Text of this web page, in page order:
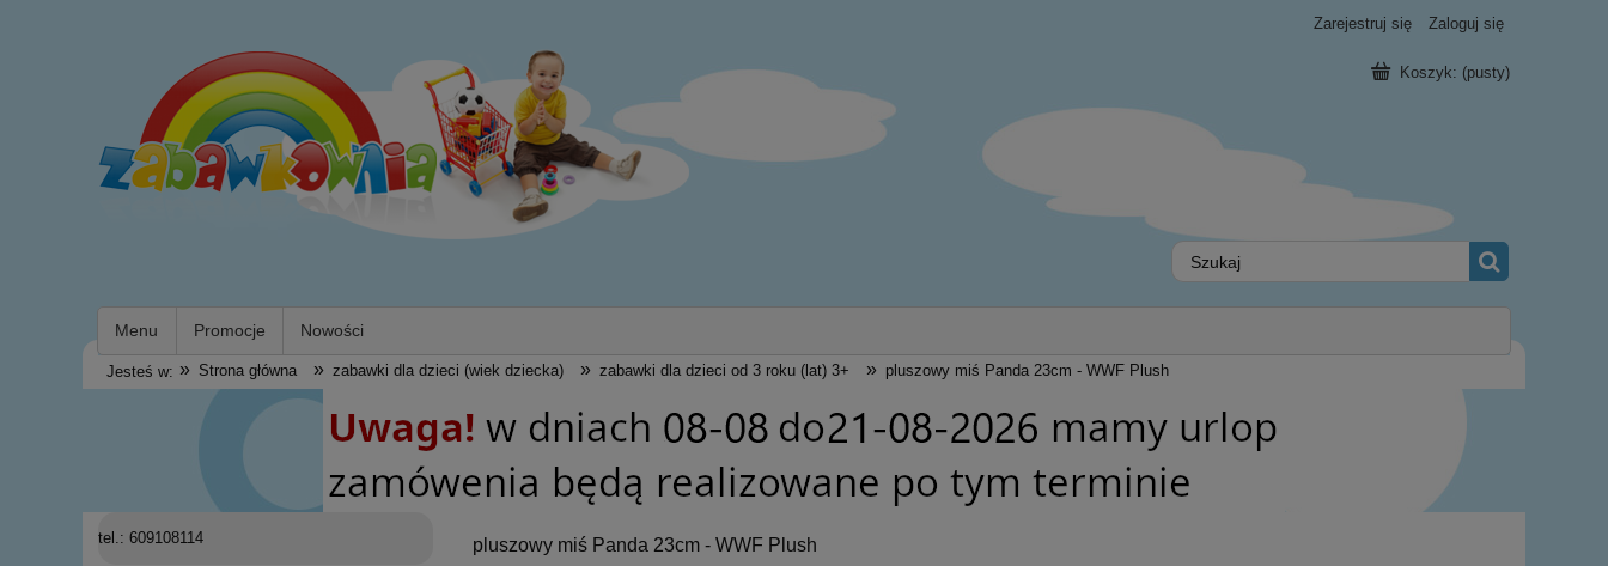
Zarejestruj się Zaloguj się
Koszyk: (pusty)
Menu Promocje Nowości
Jesteś w: » Strona główna » zabawki dla dzieci (wiek dziecka) » zabawki dla dzieci od 3 roku (lat) 3+ » pluszowy miś Panda 23cm - WWF Plush
tel.: 609108114 pluszowy miś Panda 23cm - WWF Plush